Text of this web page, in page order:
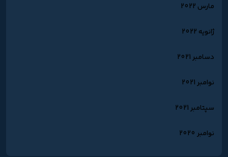
مارس 2022
ژانویه 2022
دسامبر 2021
نوامبر 2021
سپتامبر 2021
نوامبر 2020